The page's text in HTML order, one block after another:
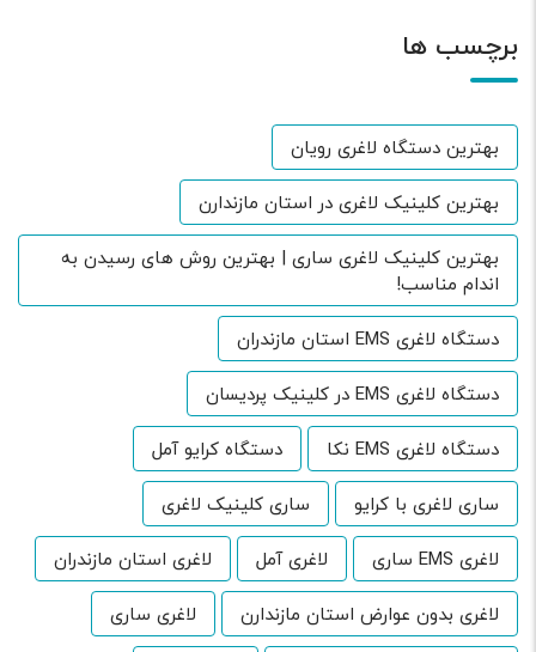
برچسب ها
بهترین دستگاه لاغری رویان
بهترین کلینیک لاغری در استان مازندارن
بهترین کلینیک لاغری ساری | بهترین روش های رسیدن به
اندام مناسب!
دستگاه لاغری EMS استان مازندران
دستگاه لاغری EMS در کلینیک پردیسان
دستگاه لاغری EMS نکا
دستگاه کرایو آمل
ساری لاغری با کرایو
ساری کلینیک لاغری
لاغری EMS ساری
لاغری آمل
لاغری استان مازندران
لاغری بدون عوارض استان مازندارن
لاغری ساری